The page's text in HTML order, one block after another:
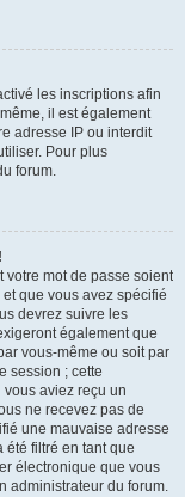
les inscriptions afin
il est également
adresse IP ou interdit
Pour plus
forum.
votre mot de passe soient
que vous avez spécifié
devrez suivre les
également que
vous-même ou soit par
session ; cette
aviez reçu un
ne recevez pas de
une mauvaise adresse
filtré en tant que
électronique que vous
administrateur du forum.